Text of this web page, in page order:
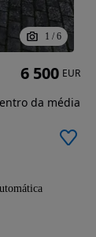
1 / 6
6 500 EUR
da média